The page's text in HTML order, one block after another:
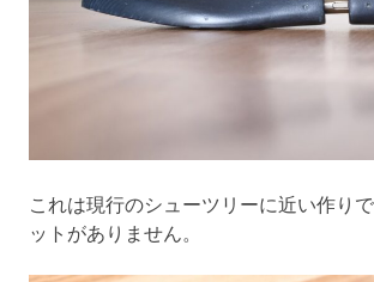
これは現行のシューツリーに近い作り
ットがありません。